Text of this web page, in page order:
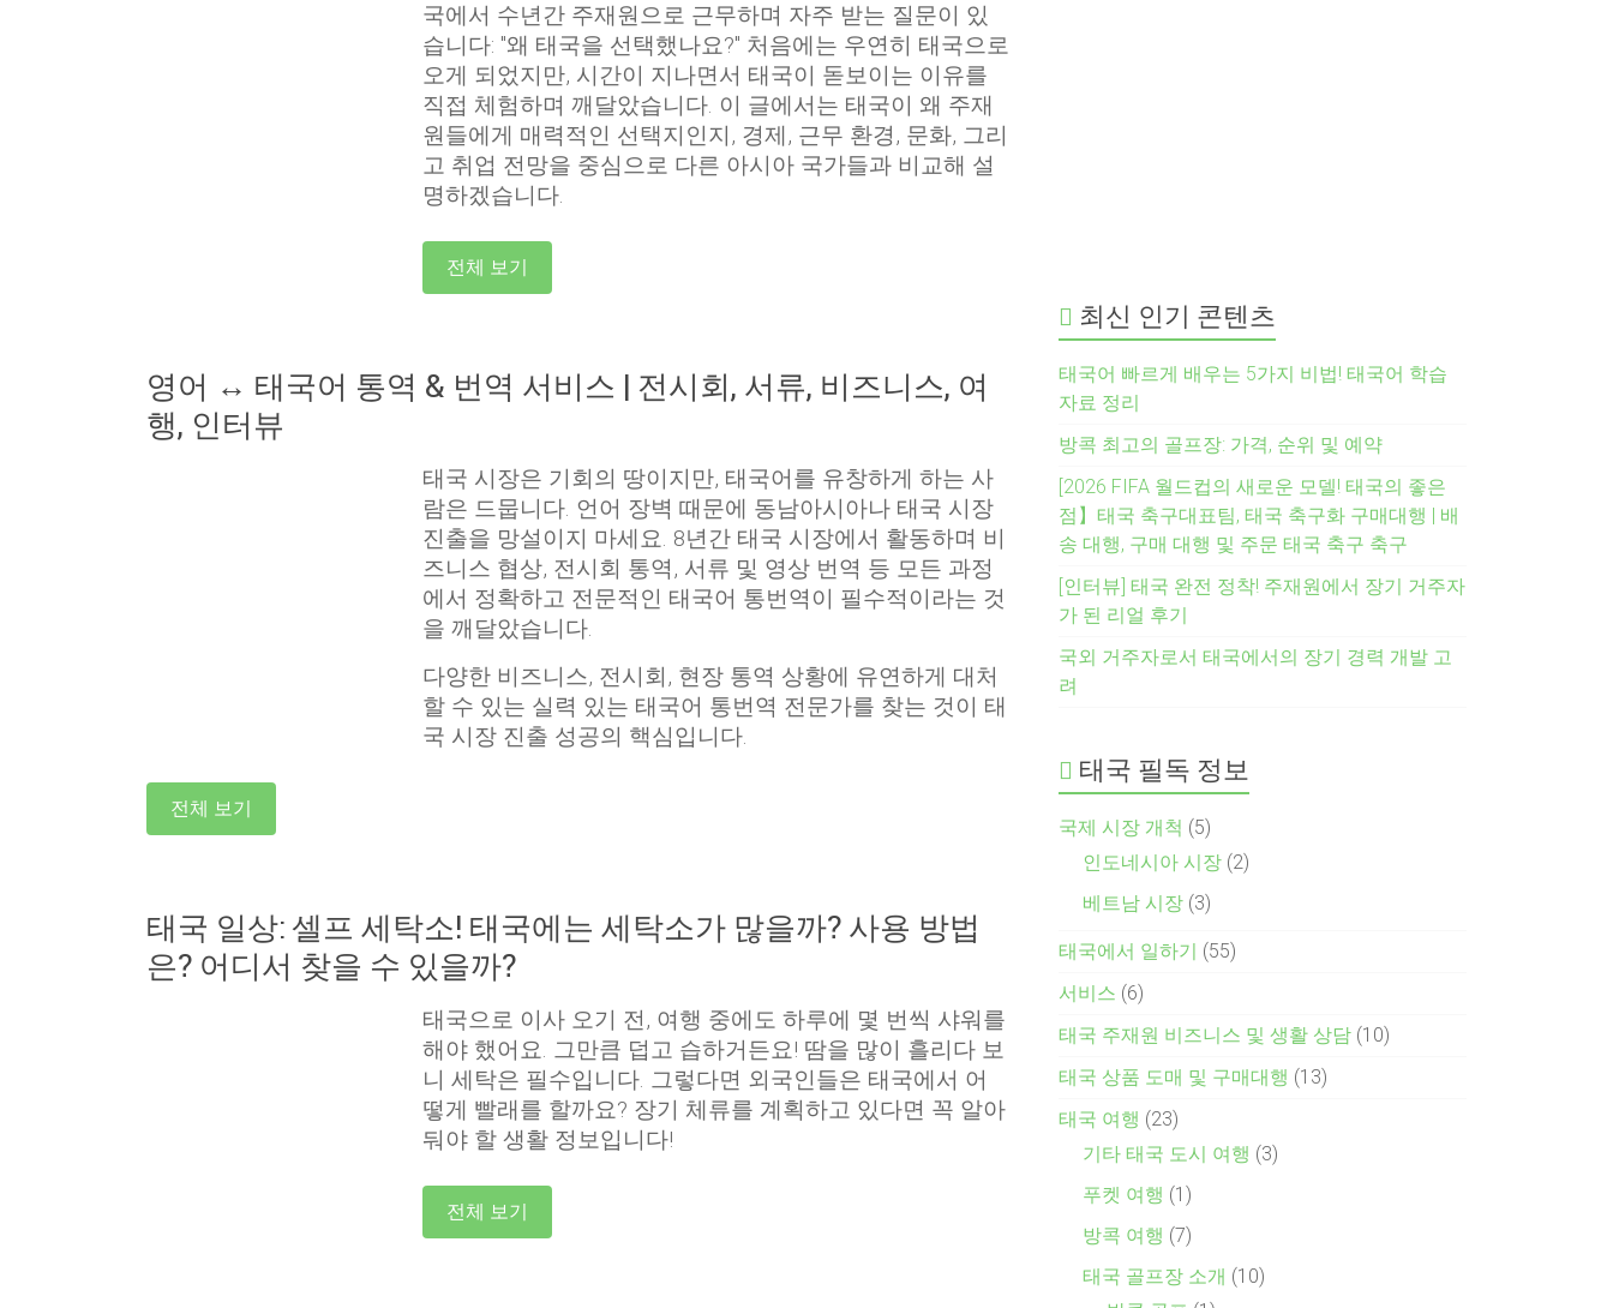
국에서 수년간 주재원으로 근무하며 자주 받는 질문이 있
습니다: "왜 태국을 선택했나요?" 처음에는 우연히 태국으로
오게 되었지만, 시간이 지나면서 태국이 돋보이는 이유를
직접 체험하며 깨달았습니다. 이 글에서는 태국이 왜 주재
원들에게 매력적인 선택지인지, 경제, 근무 환경, 문화, 그리
고 취업 전망을 중심으로 다른 아시아 국가들과 비교해 설
명하겠습니다.
전체 보기
영어 ↔ 태국어 통역 & 번역 서비스 | 전시회, 서류, 비즈니스, 여
행, 인터뷰
태국 시장은 기회의 땅이지만, 태국어를 유창하게 하는 사
람은 드뭅니다. 언어 장벽 때문에 동남아시아나 태국 시장
진출을 망설이지 마세요. 8년간 태국 시장에서 활동하며 비
즈니스 협상, 전시회 통역, 서류 및 영상 번역 등 모든 과정
에서 정확하고 전문적인 태국어 통번역이 필수적이라는 것
을 깨달았습니다.
다양한 비즈니스, 전시회, 현장 통역 상황에 유연하게 대처
할 수 있는 실력 있는 태국어 통번역 전문가를 찾는 것이 태
국 시장 진출 성공의 핵심입니다.
전체 보기
태국 일상: 셀프 세탁소! 태국에는 세탁소가 많을까? 사용 방법
은? 어디서 찾을 수 있을까?
태국으로 이사 오기 전, 여행 중에도 하루에 몇 번씩 샤워를
해야 했어요. 그만큼 덥고 습하거든요! 땀을 많이 흘리다 보
니 세탁은 필수입니다. 그렇다면 외국인들은 태국에서 어
떻게 빨래를 할까요? 장기 체류를 계획하고 있다면 꼭 알아
둬야 할 생활 정보입니다!
전체 보기
최신 인기 콘텐츠
태국어 빠르게 배우는 5가지 비법! 태국어 학습
자료 정리
방콕 최고의 골프장: 가격, 순위 및 예약
[2026 FIFA 월드컵의 새로운 모델! 태국의 좋은
점】태국 축구대표팀, 태국 축구화 구매대행 | 배
송 대행, 구매 대행 및 주문 태국 축구 축구
[인터뷰] 태국 완전 정착! 주재원에서 장기 거주자
가 된 리얼 후기
국외 거주자로서 태국에서의 장기 경력 개발 고
려
태국 필독 정보
국제 시장 개척 (5)
인도네시아 시장 (2)
베트남 시장 (3)
태국에서 일하기 (55)
서비스 (6)
태국 주재원 비즈니스 및 생활 상담 (10)
태국 상품 도매 및 구매대행 (13)
태국 여행 (23)
기타 태국 도시 여행 (3)
푸켓 여행 (1)
방콕 여행 (7)
태국 골프장 소개 (10)